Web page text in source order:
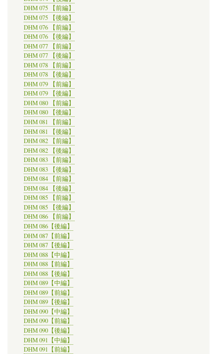
DHM 075 【前編】
DHM 075 【後編】
DHM 076 【前編】
DHM 076 【後編】
DHM 077 【前編】
DHM 077 【後編】
DHM 078 【前編】
DHM 078 【後編】
DHM 079 【前編】
DHM 079 【後編】
DHM 080 【前編】
DHM 080 【後編】
DHM 081 【前編】
DHM 081 【後編】
DHM 082 【前編】
DHM 082 【後編】
DHM 083 【前編】
DHM 083 【後編】
DHM 084 【前編】
DHM 084 【後編】
DHM 085 【前編】
DHM 085 【後編】
DHM 086 【前編】
DHM 086【後編】
DHM 087【前編】
DHM 087【後編】
DHM 088【中編】
DHM 088【前編】
DHM 088【後編】
DHM 089【中編】
DHM 089【前編】
DHM 089【後編】
DHM 090【中編】
DHM 090【前編】
DHM 090【後編】
DHM 091【中編】
DHM 091【前編】